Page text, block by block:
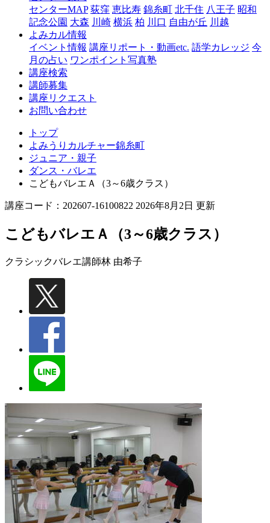
糸
センターMAP 荻窪 恵比寿 錦糸町 北千住 八王子 昭和
記念公園 大森 川崎 横浜 柏 川口 自由が丘 川越
よみカル情報
イベント情報 講座リポート・動画etc. 語学カレッジ 今
月の占い ワンポイント写真塾
講座検索
講師募集
講座リクエスト
お問い合わせ
トップ
よみうりカルチャー錦糸町
ジュニア・親子
ダンス・バレエ
こどもバレエＡ（3～6歳クラス）
講座コード：202607-16100822 2026年8月2日 更新
こどもバレエＡ（3～6歳クラス）
クラシックバレエ講師林 由希子